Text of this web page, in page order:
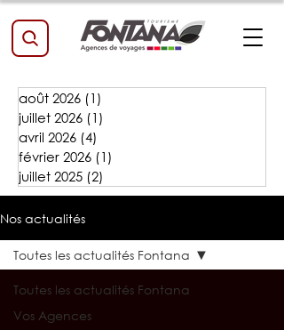
août 2026 (1)
juillet 2026 (1)
avril 2026 (4)
février 2026 (1)
juillet 2025 (2)
Nos actualités
Toutes les actualités Fontana
Vos Agences
Toutes les actualités Fontana